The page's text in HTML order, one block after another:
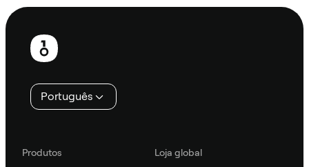
Rodapé
Português
Produtos
Loja global